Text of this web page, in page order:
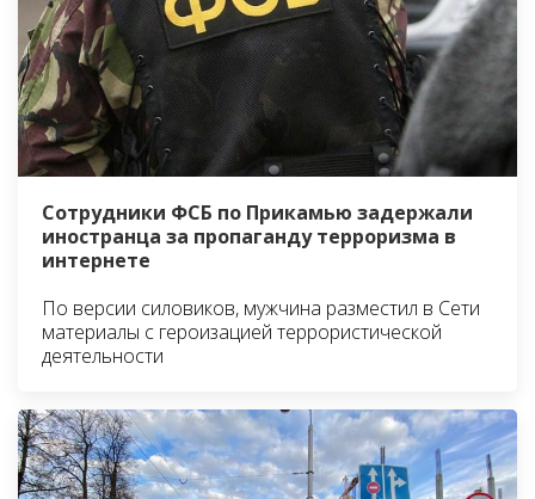
Сотрудники ФСБ по Прикамью задержали
иностранца за пропаганду терроризма в
интернете
По версии силовиков, мужчина разместил в Сети
материалы с героизацией террористической
деятельности